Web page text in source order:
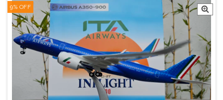
9% OFF